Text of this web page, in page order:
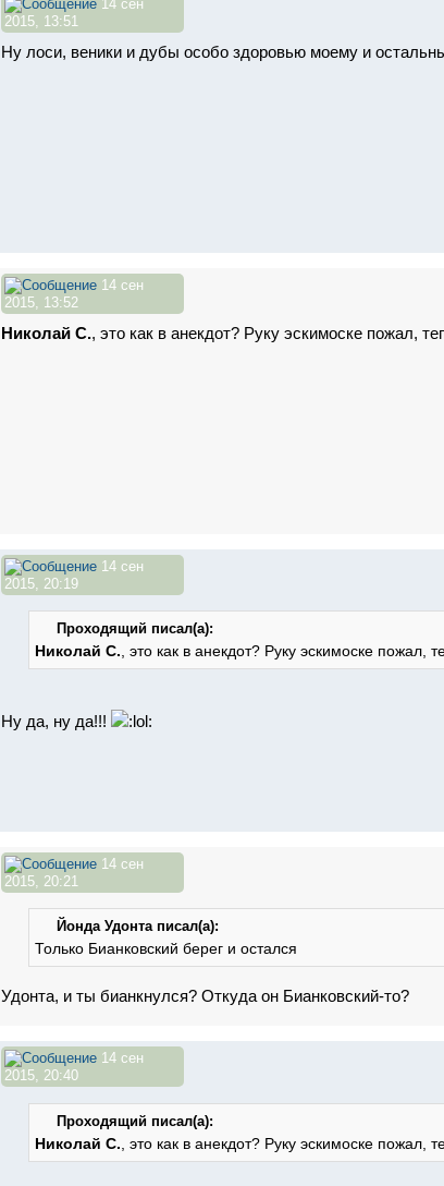
14 сен
2015, 13:51
Ну лоси, веники и дубы особо здоровью моему и
14 сен
2015, 13:52
Николай С., это как в анекдот? Руку эскимоске пожал,
14 сен
2015, 20:19
Проходящий писал(а):
Николай С., это как в анекдот? Руку эскимоске пожал,
Ну да, ну да!!!
14 сен
2015, 20:21
Йонда Удонта писал(а):
Только Бианковский берег и остался
Удонта, и ты бианкнулся? Откуда он Бианковский-то?
14 сен
2015, 20:40
Проходящий писал(а):
Николай С. , это как в анекдот? Руку эскимоске пожал,